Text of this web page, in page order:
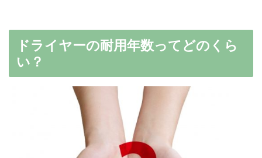
ドライヤーの耐用年数ってどのくら
い？